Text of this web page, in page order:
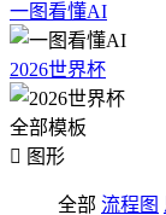
一图看懂AI
2026世界杯
全部模板
 图形
全部 流程图